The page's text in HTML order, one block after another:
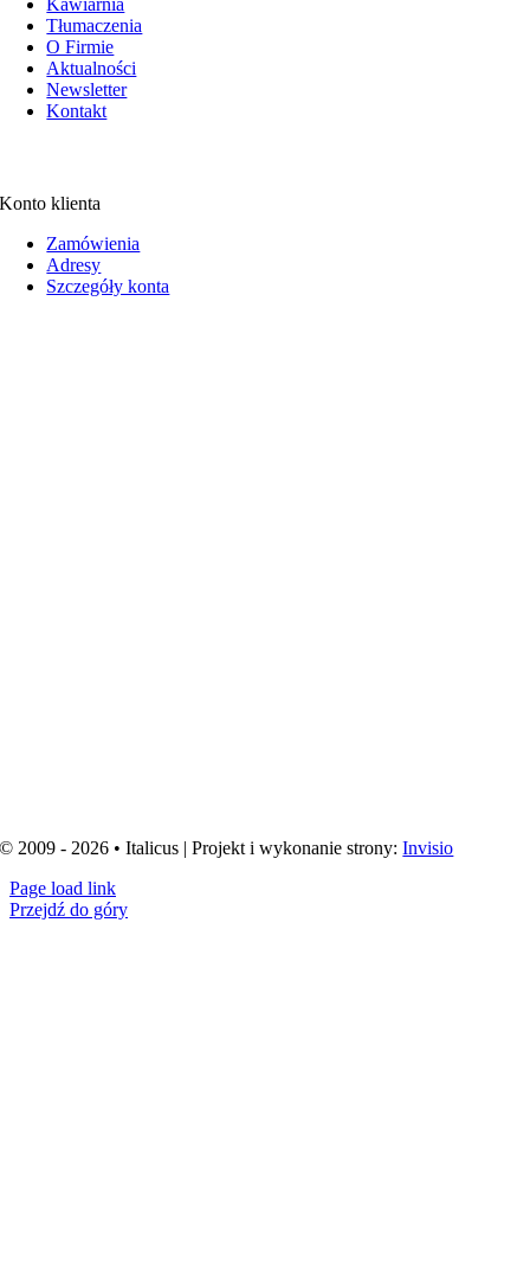
Kawiarnia
Tłumaczenia
O Firmie
Aktualności
Newsletter
Kontakt
Konto klienta
Zamówienia
Adresy
Szczegóły konta
© 2009 - 2026 • Italicus | Projekt i wykonanie strony:Invisio
Page load link
Przejdź do góry